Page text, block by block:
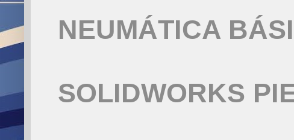
NEUMÁTICA
SOLIDWORKS